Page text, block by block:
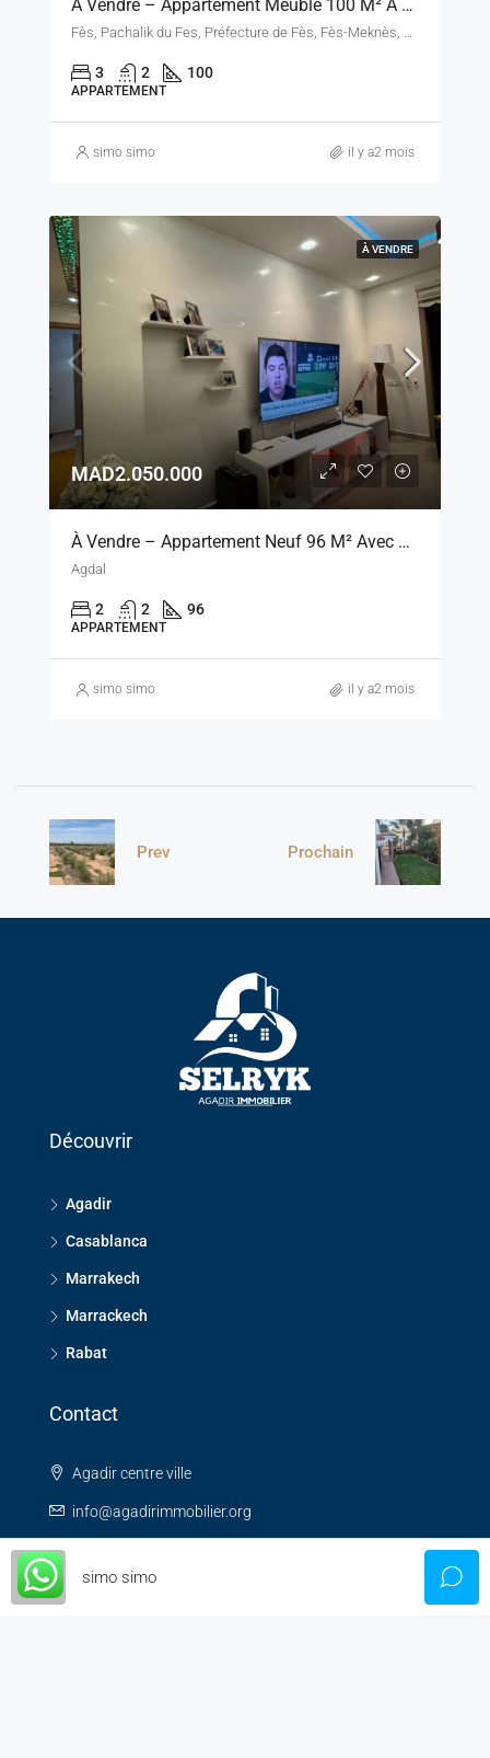
À Vendre – Appartement Meublé 100 M² À Fès, Proche Centre-Ville
3 2 100
APPARTEMENT
simo simo il y a2 mois
À VENDRE
MAD2.050.000
À Vendre – Appartement Neuf 96 M² Avec Vue Piscine, Marrakech
Agdal
2 2 96
APPARTEMENT
simo simo il y a2 mois
Prev Prochain
Découvrir
Agadir
Casablanca
Marrakech
Marrackech
Rabat
Contact
Agadir centre ville
info@agadirimmobilier.org
simo simo